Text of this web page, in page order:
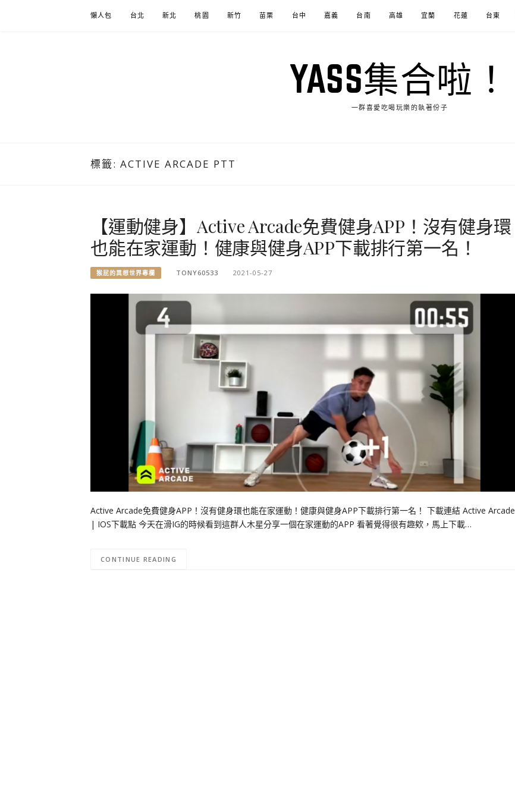
懶人包 台北 新北 桃園 新竹 苗栗 台中 嘉義 台南 高雄 宜蘭 花蓮 台東
YASS集合啦！
一群喜愛吃喝玩樂的執著份子
標籤: ACTIVE ARCADE PTT
【運動健身】Active Arcade免費健身APP！沒有健身環
也能在家運動！健康與健身APP下載排行第一名！
猴屁的異想世界專欄 TONY60533 2021-05-27
Active Arcade免費健身APP！沒有健身環也能在家運動！健康與健身APP下載排行第一名！ 下載連結 Active Arcade
| IOS下載點 今天在滑IG的時候看到這群人木星分享一個在家運動的APP 看著覺得很有趣欸，馬上下載…
CONTINUE READING